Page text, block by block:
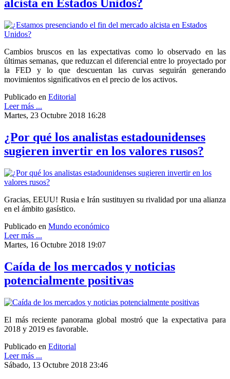
alcista en Estados Unidos?
Cambios bruscos en las expectativas como lo observado en las
últimas semanas, que reduzcan el diferencial entre lo proyectado por
la FED y lo que descuentan las curvas seguirán generando
movimientos significativos en el precio de los activos.
Publicado en Editorial
Leer más ...
Martes, 23 Octubre 2018 16:28
¿Por qué los analistas estadounidenses
sugieren invertir en los valores rusos?
Gracias, EEUU! Rusia e Irán sustituyen su rivalidad por una alianza
en el ámbito gasístico.
Publicado en Mundo económico
Leer más ...
Martes, 16 Octubre 2018 19:07
Caída de los mercados y noticias
potencialmente positivas
El más reciente panorama global mostró que la expectativa para
2018 y 2019 es favorable.
Publicado en Editorial
Leer más ...
Sábado, 13 Octubre 2018 23:46